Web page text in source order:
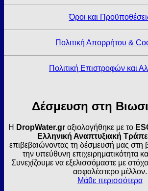
Όροι και
Πολιτική Απορρήτου &
Πολιτική Επιστροφών και
Δέσμευση στη
Η DropWater.gr αξιολογήθηκε με το
Ελληνική Αναπτυξιακή
επιβεβαιώνοντας τη δέσμευσή μας στη
την υπεύθυνη επιχειρηματικότητα
Συνεχίζουμε να εξελισσόμαστε με
ασφαλέστερο μέλλον.
Μάθε περισσότερα